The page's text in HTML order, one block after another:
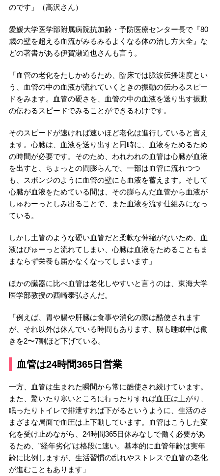
のです」（高沢さん）
愛媛大学医学部附属病院抗加齢・予防医療センター長で『80
歳の壁を超える血流がみるみるよくなる体の治し方大全』な
どの著書がある伊賀瀬道也さんも言う。
「血管の老化をたしかめるため、臨床では脈波伝播速度とい
う、血管の中の血液が流れていくときの振動の伝わるスピー
ドをみます。血管の硬さを、血管の中の血液を送り出す振動
の伝わるスピードでみることができるわけです。
そのスピードが速ければ速いほど老化は進行していると言え
ます。心臓は、血液を送り出すと同時に、血液をためるため
の時間が必要です。そのため、われわれの血管は心臓が血液
を出すと、ちょっとの間膨らんで、一部は血管に流れつつ
も、スポンジのように血管の壁にも血液を蓄えます。そして
心臓が血液をためている間は、その膨らんだ血管から血液が
しゅわーっとしみ出ることで、また血液を流す仕組みになっ
ている。
しかし土管のような硬い血管だと柔軟な伸縮がないため、血
液はぴゅーっと流れてしまい、心臓は血液をためることもま
まならず栄養も届かなくなってしまいます」
ほかの臓器に比べ血管は老化しやすいと言うのは、東海大学
医学部教授の西崎泰弘さんだ。
「例えば、胃や腸や肝臓は食事や消化の際は酷使されます
が、それ以外は休んでいる時間もあります。脳も睡眠中は働
きを2〜7割ほど下げている。
血管は24時間365日営業
一方、血管は生まれた瞬間から常に酷使され続けています。
また、驚いたり寒いところに行ったりすれば血圧は上がり、
眠ったりトイレで排泄すれば下がるというように、生活のさ
まざまな局面で血圧は上下動しています。血管はこうした変
化を受け止めながら、24時間365日休みなしで働く必要があ
るため、”経年劣化”は格段に速い。基本的に血管年齢は実年
齢に比例しますが、生活習慣の乱れやストレスで血管の老化
が進むこともあります」